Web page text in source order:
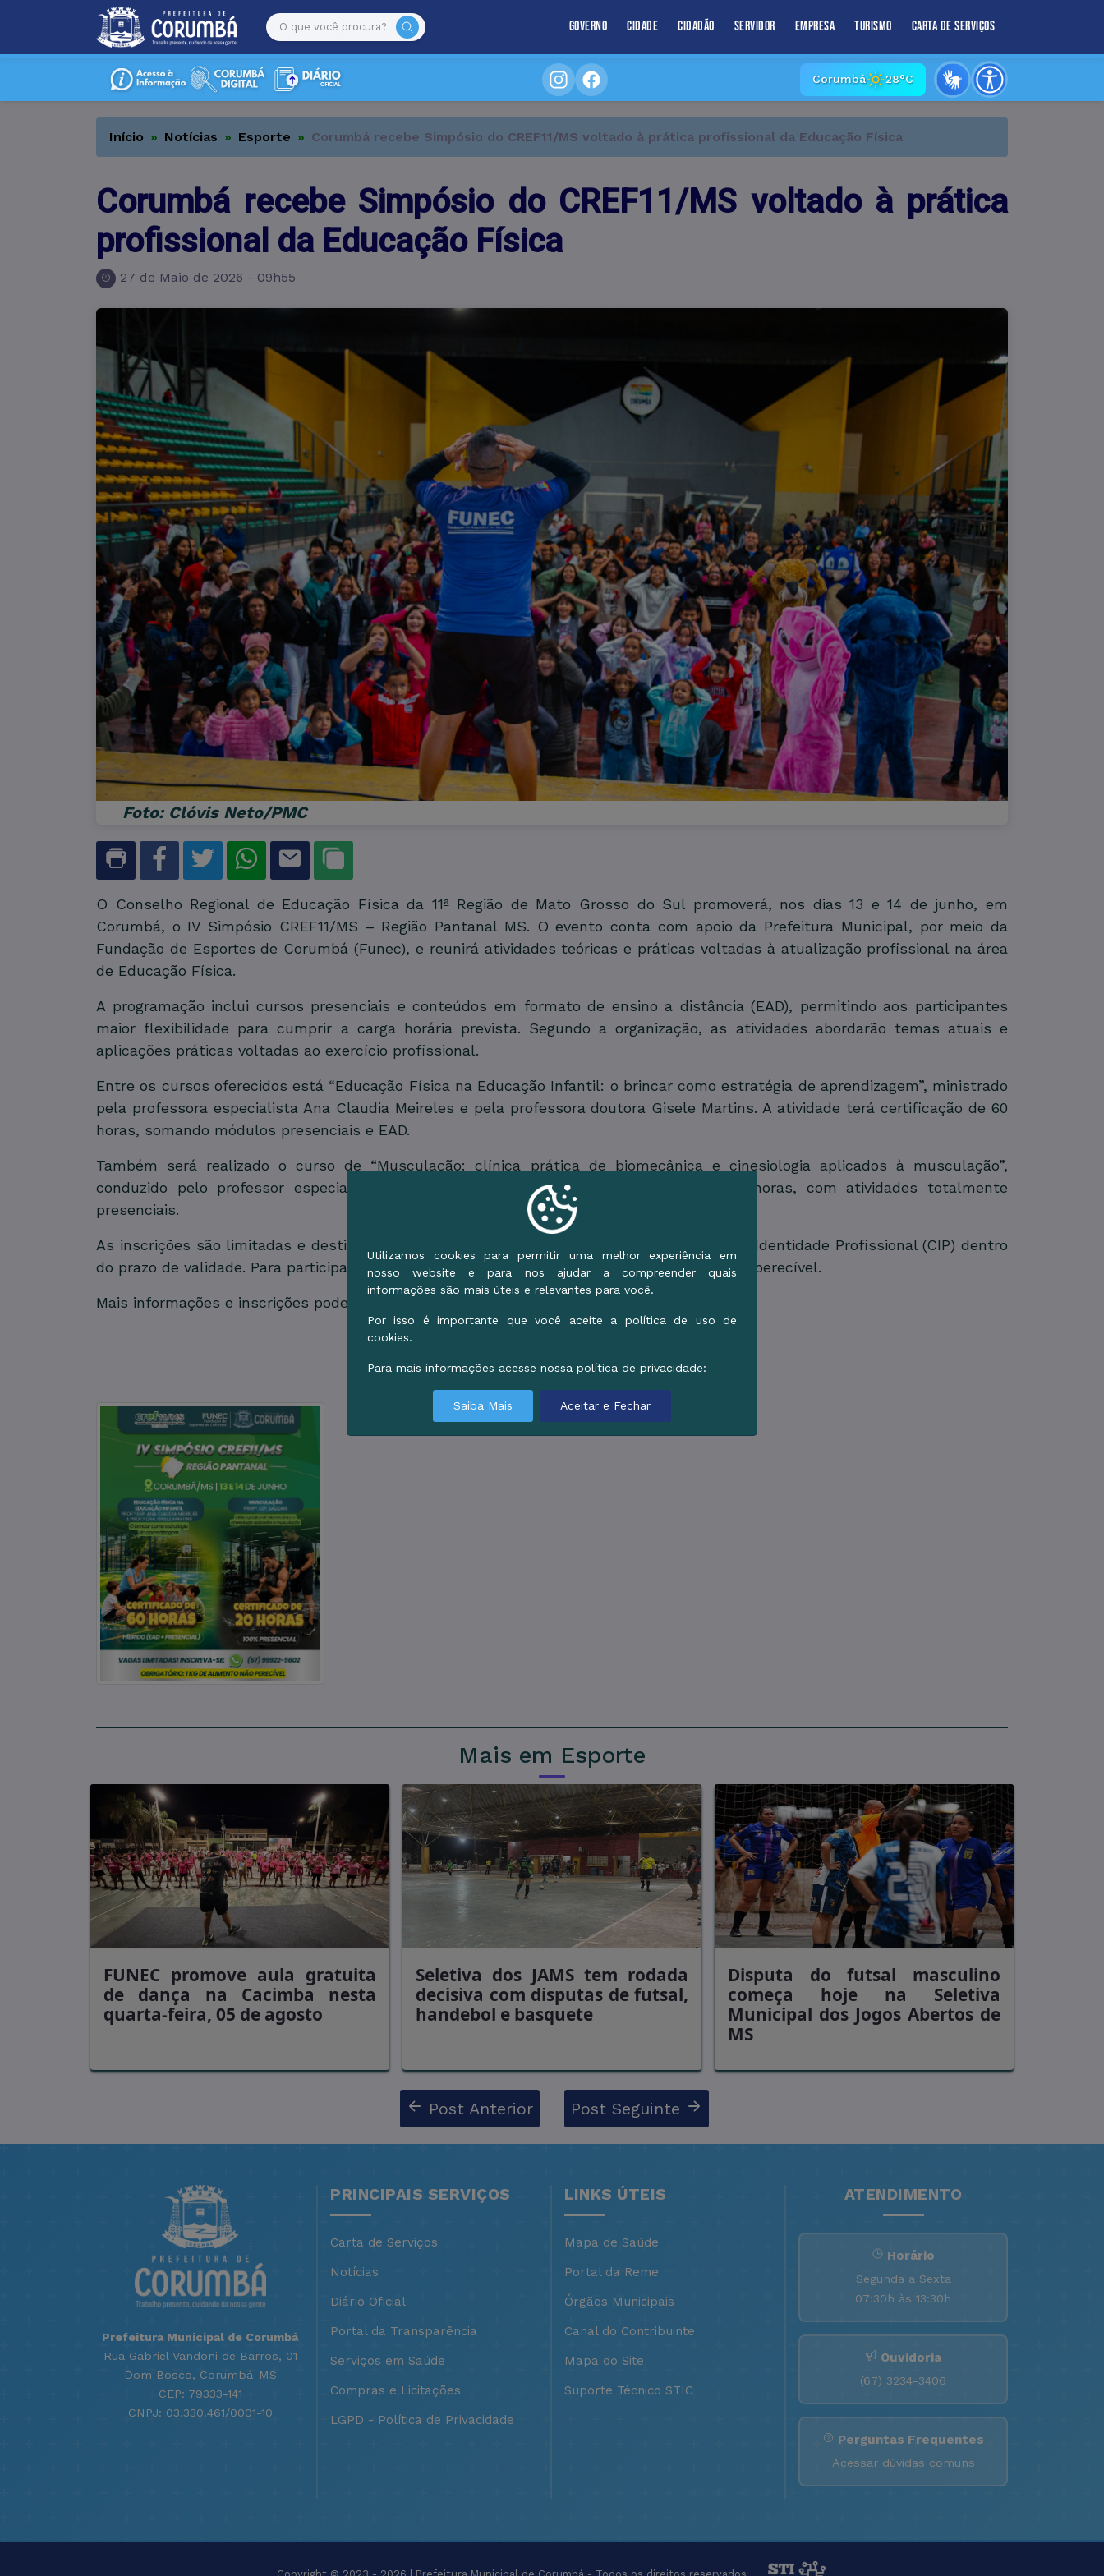
Governo Cidade Cidadão Servidor Empresa Turismo Carta de Serviços
Corumbá 28°C
Início Notícias Esporte Corumbá recebe Simpósio do CREF11/MS voltado à prática profissional da Educação Física
Corumbá recebe Simpósio do CREF11/MS voltado à prática
profissional da Educação Física
27 de Maio de 2026 - 09h55
Foto: Clóvis Neto/PMC
O Conselho Regional de Educação Física da 11ª Região de Mato Grosso do Sul promoverá, nos dias 13 e 14 de junho, em
Corumbá, o IV Simpósio CREF11/MS – Região Pantanal MS. O evento conta com apoio da Prefeitura Municipal, por meio da
Fundação de Esportes de Corumbá (Funec), e reunirá atividades teóricas e práticas voltadas à atualização profissional na área
de Educação Física.
A programação inclui cursos presenciais e conteúdos em formato de ensino a distância (EAD), permitindo aos participantes
maior flexibilidade para cumprir a carga horária prevista. Segundo a organização, as atividades abordarão temas atuais e
aplicações práticas voltadas ao exercício profissional.
Entre os cursos oferecidos está “Educação Física na Educação Infantil: o brincar como estratégia de aprendizagem”, ministrado
pela professora especialista Ana Claudia Meireles e pela professora doutora Gisele Martins. A atividade terá certificação de 60
horas, somando módulos presenciais e EAD.
Também será realizado o curso de “Musculação: clínica prática de biomecânica e cinesiologia aplicados à musculação”,
conduzido pelo professor especialista Saddan. Neste caso, a certificação será de 20 horas, com atividades totalmente
presenciais.
As inscrições são limitadas e destinadas exclusivamente a profissionais com a Carteira de Identidade Profissional (CIP) dentro
do prazo de validade. Para participar, será obrigatória a doação de um quilo de alimento não perecível.
Mais informações e inscrições podem ser feitas pelo telefone (67) 99922-5602.
Galeria de Imagens
Mais em Esporte
FUNEC promove aula gratuita
de dança na Cacimba nesta
quarta-feira, 05 de agosto
Seletiva dos JAMS tem rodada
decisiva com disputas de futsal,
handebol e basquete
Disputa do futsal masculino
começa hoje na Seletiva
Municipal dos Jogos Abertos de
MS
Post Anterior Post Seguinte
Prefeitura Municipal de Corumbá
Rua Gabriel Vandoni de Barros, 01
Dom Bosco, Corumbá-MS
CEP: 79333-141
CNPJ: 03.330.461/0001-10
PRINCIPAIS SERVIÇOS
Carta de Serviços
Notícias
Diário Oficial
Portal da Transparência
Serviços em Saúde
Compras e Licitações
LGPD - Política de Privacidade
LINKS ÚTEIS
Mapa de Saúde
Portal da Reme
Órgãos Municipais
Canal do Contribuinte
Mapa do Site
Suporte Técnico STIC
ATENDIMENTO
Horário
Segunda a Sexta
07:30h às 13:30h
Ouvidoria
(67) 3234-3406
Perguntas Frequentes
Acessar dúvidas comuns
Utilizamos cookies para permitir uma melhor experiência em
nosso website e para nos ajudar a compreender quais
informações são mais úteis e relevantes para você.
Por isso é importante que você aceite a política de uso de
cookies.
Para mais informações acesse nossa política de privacidade:
Saiba Mais Aceitar e Fechar